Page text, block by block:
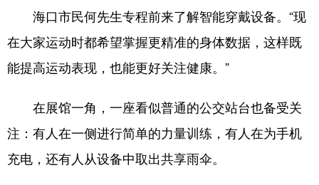
海口市民何先生专程前来了解智能穿戴设备。“现
在大家运动时都希望掌握更精准的身体数据，这样既
能提高运动表现，也能更好关注健康。”
在展馆一角，一座看似普通的公交站台也备受关
注：有人在一侧进行简单的力量训练，有人在为手机
充电，还有人从设备中取出共享雨伞。